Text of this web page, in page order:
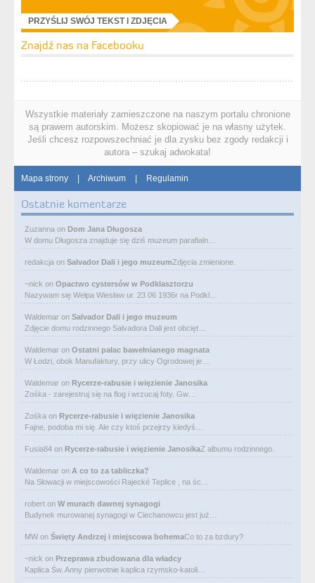
PRZYŚLIJ SWÓJ TEKST I ZDJĘCIA
Znajdź nas na Facebooku
Wszystkie materiały zamieszczone na naszym portalu chronione
są prawem autorskim. Możesz skopiować je na własny użytek.
Jeśli chcesz rozpowszechniać je dla zysku bez zgody redakcji i
autora – szukaj adwokata!
Mapa strony | Archiwum | Regulamin
Ostatnie komentarze
Zuzanna on Dom Jana Długosza
W domu Długosza znajduje się dziś muzeum parafialn…
redakcja on Salvador Dali i jego muzeumZdjęcia zmienione.
~nick on Opactwo cystersów w Podklasztorzu
Nazywam się Wełpa Wiesław ur. 23 06 1936r na Podkl…
Waldemar on Salvador Dali i jego muzeum
Zdjęcie domu rodzinnego Salvadora Dali jest obcięt…
Waldemar on Ostatni pałac bawełnianego magnata
W Łodzi, obok Manufaktury, przy ulicy Ogrodowej je…
Waldemar on Rycerze-rabusie i więzienie Janosika
Zośka - zarejestruj się na flog i wrzucaj foty. Gw…
Zośka on Rycerze-rabusie i więzienie Janosika
Fajne, podoba mi się. Ale czy ktoś przejrzy kiedyś…
Fusia84 on Rycerze-rabusie i więzienie JanosikaZ albumu rodzinnego.
Waldemar on A co to za tabliczka?
Na Słowacji w miejscowości Rajecké Teplice , na śc…
robert on W murach dawnej synagogi
Budynek murowanej synagogi w Ciechanowcu jest już…
MW on Święty Andrzej i miejscowa bohemaCo to za bzdury?
~nick on Przeprawa zbudowana dla władcy
Kaplica Św. Anny pierwotnie kaplica rzymsko-katoli…